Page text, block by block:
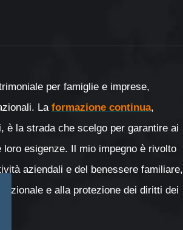
per famiglie e imprese,
La formazione continua,
la strada che scelgo per garantire ai
esigenze. Il mio impegno è rivolto
aziendali e del benessere familiare,
e alla protezione dei diritti dei